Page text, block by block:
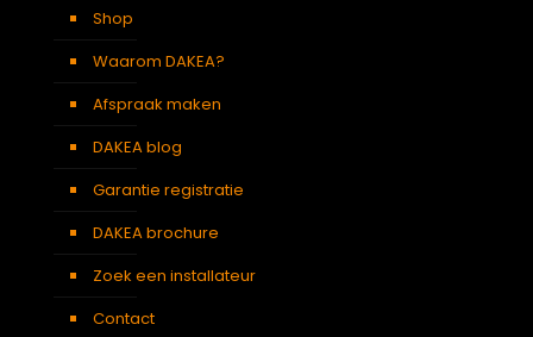
Shop
Waarom DAKEA?
Afspraak maken
DAKEA blog
Garantie registratie
DAKEA brochure
Zoek een installateur
Contact